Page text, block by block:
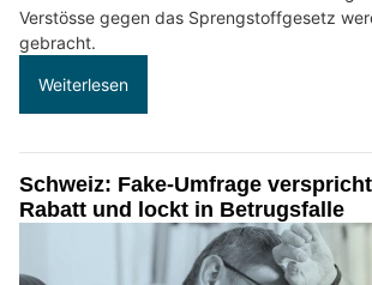
Verstösse gegen das Sprengstoffgesetz
gebracht.
Weiterlesen
Schweiz: Fake-Umfrage
Rabatt und lockt in Betrugsfalle